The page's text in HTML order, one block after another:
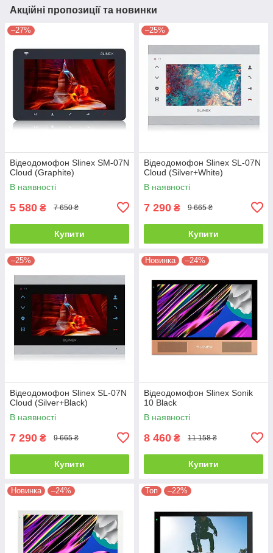
Акційні пропозиції та новинки
–27%
Відеодомофон Slinex SM-07N
Cloud (Graphite)
В наявності
5 580 ₴ 7 650 ₴
Купити
–25%
Відеодомофон Slinex SL-07N
Cloud (Silver+White)
В наявності
7 290 ₴ 9 665 ₴
Купити
–25%
Відеодомофон Slinex SL-07N
Cloud (Silver+Black)
В наявності
7 290 ₴ 9 665 ₴
Купити
Новинка –24%
Відеодомофон Slinex Sonik
10 Black
В наявності
8 460 ₴ 11 158 ₴
Купити
Новинка –24% Топ –22%